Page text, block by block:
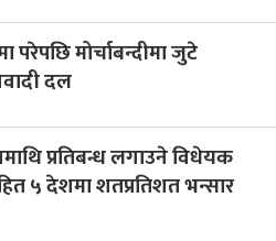
परेपछि मोर्चाबन्दीमा जुटे
दल
प्रतिबन्ध लगाउने विधेयक
५ देशमा शतप्रतिशत भन्सार